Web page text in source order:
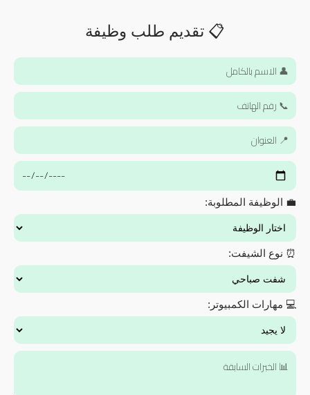
📋 تقديم طلب وظيفة
💼 الوظيفة المطلوبة:
⏰ نوع الشيفت:
💻 مهارات الكمبيوتر: